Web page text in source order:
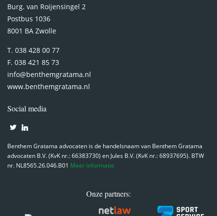
Burg. van Roijensingel 2
Postbus 1036
8001 BA Zwolle
T. 038 428 00 77
F. 038 421 85 73
info@benthemgratama.nl
www.benthemgratama.nl
Social media
Benthem Gratama advocaten is de handelsnaam van Benthem Gratama
advocaten B.V. (KvK nr.: 66383730) en Jules B.V. (KvK nr.: 68937695). BTW
nr. NL8565.26.046.B01 Meer informatie
Onze partners: